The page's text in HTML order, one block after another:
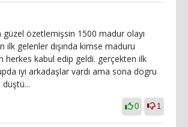
güzel özetlemişsin 1500 madur olayı
ilk gelenler dışında kimse maduru
herkes kabul edip geldi. gerçekten ilk
iyi arkadaşlar vardı ama sona dogru
0 1